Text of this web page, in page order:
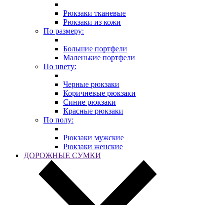
Рюкзаки тканевые
Рюкзаки из кожи
По размеру:
Большие портфели
Маленькие портфели
По цвету:
Черные рюкзаки
Коричневые рюкзаки
Синие рюкзаки
Красные рюкзаки
По полу:
Рюкзаки мужские
Рюкзаки женские
ДОРОЖНЫЕ СУМКИ